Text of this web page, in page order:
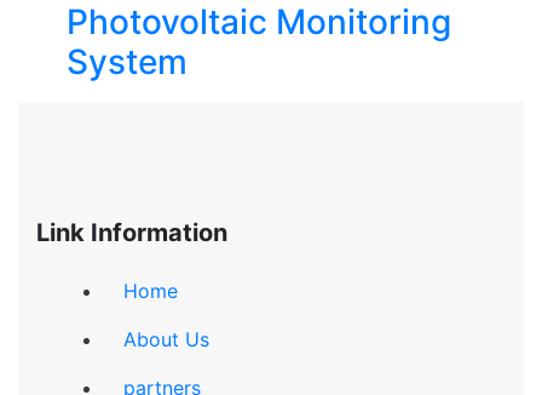
Photovoltaic Monitoring
System
Link Information
Home
About Us
partners